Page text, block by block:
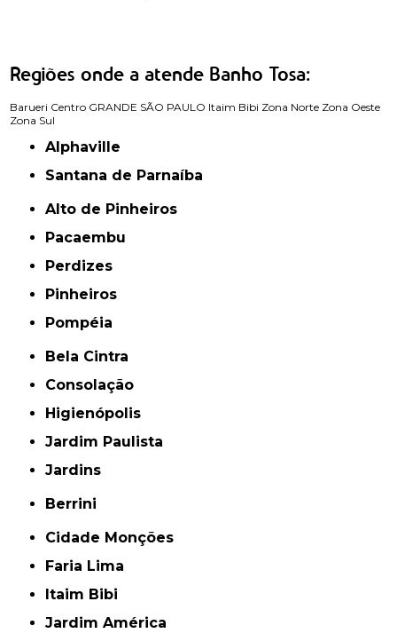
Regiões onde a atende Banho Tosa:
Barueri Centro GRANDE SÃO PAULO Itaim Bibi Zona Norte Zona Oeste
Zona Sul
Alphaville
Santana de Parnaíba
Alto de Pinheiros
Pacaembu
Perdizes
Pinheiros
Pompéia
Bela Cintra
Consolação
Higienópolis
Jardim Paulista
Jardins
Berrini
Cidade Monções
Faria Lima
Itaim Bibi
Jardim América